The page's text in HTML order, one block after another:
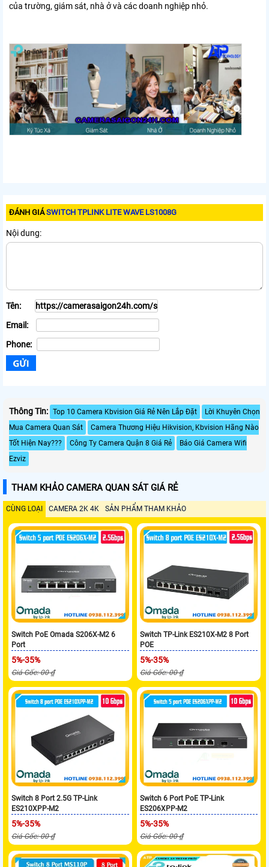
của trường, giám sát, nhà ở và các doanh nghiệp nhỏ.
ĐÁNH GIÁSWITCH TPLINK LITE WAVE LS1008G
Nội dung:
Tên:
Email:
Phone:
Thông Tin: Top 10 Camera Kbvision Giá Rẻ Nên Lắp Đặt
Lời Khuyên Chọn
Mua Camera Quan Sát
Camera Thương Hiệu Hikvision, Kbvision Hãng Nào
Tốt Hiện Nay???
Công Ty Camera Quận 8 Giá Rẻ
Báo Giá Camera Wifi
Ezviz
THAM KHẢO CAMERA QUAN SÁT GIÁ RẺ
CÙNG LOẠI CAMERA 2K 4K SẢN PHẨM THAM KHẢO
Switch PoE Omada S206X-M2 6
Port
5%-35%
Giá Gốc: 00 ₫
Switch TP-Link ES210X-M2 8 Port
POE
5%-35%
Giá Gốc: 00 ₫
Switch 8 Port 2.5G TP-Link
ES210XPP-M2
5%-35%
Giá Gốc: 00 ₫
Switch 6 Port PoE TP-Link
ES206XPP-M2
5%-35%
Giá Gốc: 00 ₫